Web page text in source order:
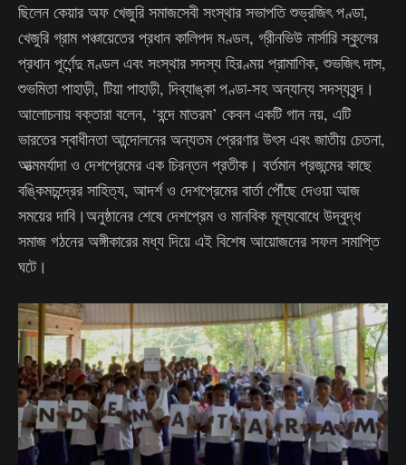
ছিলেন কেয়ার অফ খেজুরি সমাজসেবী সংস্থার সভাপতি শুভ্রজিৎ পণ্ডা,
খেজুরি গ্রাম পঞ্চায়েতের প্রধান কালিপদ মণ্ডল, গ্রীনভিউ নার্সারি স্কুলের
প্রধান পূর্ণেন্দু মণ্ডল এবং সংস্থার সদস্য হিরণ্ময় প্রামাণিক, শুভজিৎ দাস,
শুভমিতা পাহাড়ী, টিয়া পাহাড়ী, দিব্যাঙ্কা পণ্ডা-সহ অন্যান্য সদস্যবৃন্দ।
আলোচনায় বক্তারা বলেন, ‘বন্দে মাতরম’ কেবল একটি গান নয়, এটি
ভারতের স্বাধীনতা আন্দোলনের অন্যতম প্রেরণার উৎস এবং জাতীয় চেতনা,
আত্মমর্যাদা ও দেশপ্রেমের এক চিরন্তন প্রতীক। বর্তমান প্রজন্মের কাছে
বঙ্কিমচন্দ্রের সাহিত্য, আদর্শ ও দেশপ্রেমের বার্তা পৌঁছে দেওয়া আজ
সময়ের দাবি।অনুষ্ঠানের শেষে দেশপ্রেম ও মানবিক মূল্যবোধে উদ্বুদ্ধ
সমাজ গঠনের অঙ্গীকারের মধ্য দিয়ে এই বিশেষ আয়োজনের সফল সমাপ্তি
ঘটে।